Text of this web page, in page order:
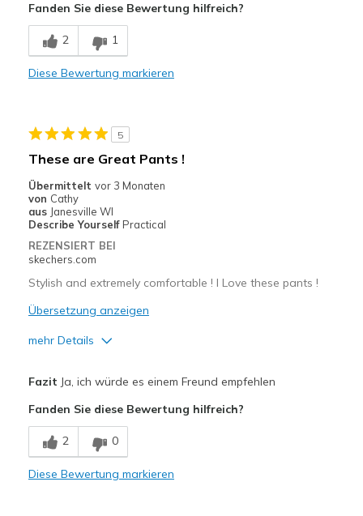
Durable
Stylish
View On Shoes
Shoes are for Wearing
Fanden Sie diese Bewertung hilfreich?
2 1
Diese Bewertung markieren
5
These are Great Pants !
Übermittelt vor 3 Monaten
von Cathy
aus Janesville WI
Describe Yourself Practical
REZENSIERT BEI
skechers.com
Stylish and extremely comfortable ! I Love these pants !
Übersetzung anzeigen
mehr Details
Comfortable
Stylish
Fazit Ja, ich würde es einem Freund empfehlen
Fanden Sie diese Bewertung hilfreich?
2 0
Diese Bewertung markieren